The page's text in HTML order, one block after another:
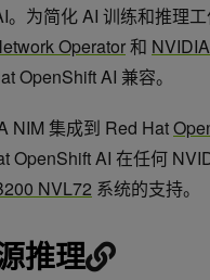
为简化 AI 训练和推理
Operator和
OpenShift AI 兼容。
NIM 集成到 Red Hat
OpenShift AI 在任何
NVL72 系统的支持。
推理